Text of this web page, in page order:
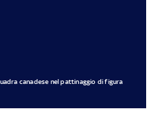
canadese nel pattinaggio di figura